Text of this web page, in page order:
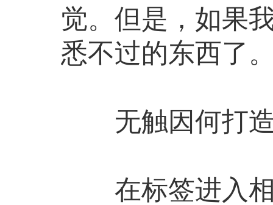
觉。但是，如果
悉不过的东西了
无触因何打
在标签进入相